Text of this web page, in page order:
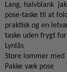
Lang, halvblank
pose-taske til at
praktisk og en
taske uden frygt
Lynlås
Store lommer med
Pakke væk pose